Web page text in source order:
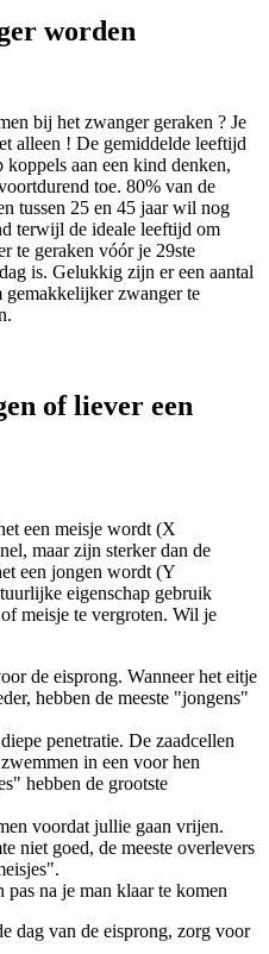
worden
bij het zwanger geraken ? Je
alleen ! De gemiddelde leeftijd
koppels aan een kind denken,
toe. 80% van de
tussen 25 en 45 jaar wil nog
terwijl de ideale leeftijd om
te geraken vóór je 29ste
is. Gelukkig zijn er een aantal
gemakkelijker zwanger te
of liever een
een meisje wordt (X
maar zijn sterker dan de
een jongen wordt (Y
eigenschap gebruik
meisje te vergroten. Wil je
de eisprong. Wanneer het eitje
hebben de meeste "jongens"
penetratie. De zaadcellen
in een voor hen
hebben de grootste
voordat jullie gaan vrijen.
niet goed, de meeste overlevers
na je man klaar te komen
dag van de eisprong, zorg voor